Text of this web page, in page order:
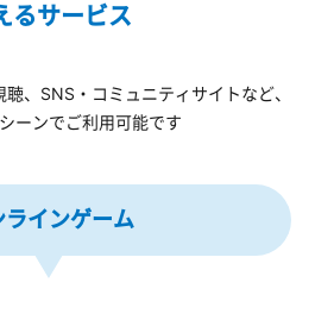
るサービス
、SNS・コミュニティサイトなど、
ーンでご利用可能です
ラインゲーム